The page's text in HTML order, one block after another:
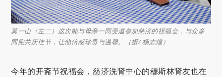
莫一山（左二）这次能与母亲一同受邀参加慈济的祝福会，与众多
同胞共庆佳节，让他倍感珍贵与温馨。（摄/ 杨志煌）
今年的开斋节祝福会，慈济洗肾中心的穆斯林肾友也在